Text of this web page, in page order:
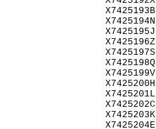
X7425193B
X7425194N
X7425195J
X7425196Z
X7425197S
X7425198Q
X7425199V
X7425200H
X7425201L
X7425202C
X7425203K
X7425204E